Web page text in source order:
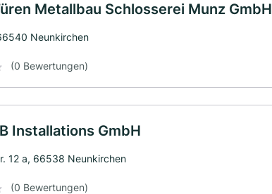
Metallbau Schlosserei Munz GmbH
Neunkirchen
(0 Bewertungen)
Installations GmbH
12 a, 66538 Neunkirchen
(0 Bewertungen)